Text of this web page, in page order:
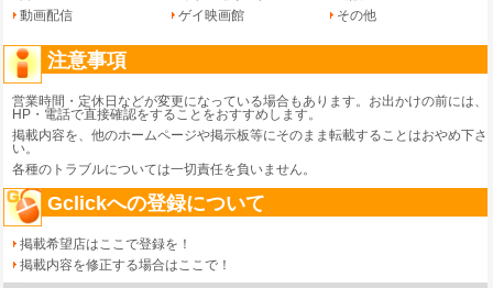
動画配信
ゲイ映画館 その他
注意事項
営業時間・定休日などが変更になっている場合もあります。お出かけの前には、
HP・電話で直接確認をすることをおすすめします。
掲載内容を、他のホームページや掲示板等にそのまま転載することはおやめ下さ
い。
各種のトラブルについては一切責任を負いません。
Gclickへの登録について
掲載希望店はここで登録を！
掲載内容を修正する場合はここで！